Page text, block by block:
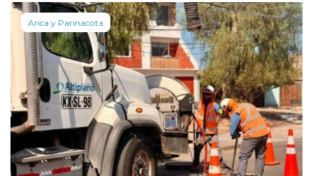
Arica y Parinacota